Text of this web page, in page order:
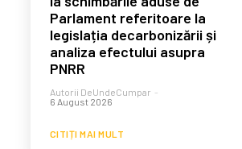
Parlament referitoare la
legislația decarbonizării și
analiza efectului asupra
PNRR
Autorii DeUndeCumpar -
6 August 2026
CITIȚI MAI MULT